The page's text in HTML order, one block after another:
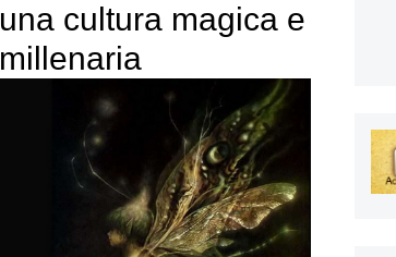
una cultura magica e
millenaria